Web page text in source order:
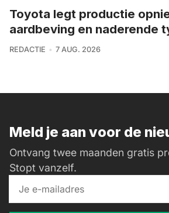
Toyota legt productie
aardbeving en naderende
REDACTIE 7 AUG. 2026
Meld je aan voor de
Ontvang twee maanden gratis
Stopt vanzelf.